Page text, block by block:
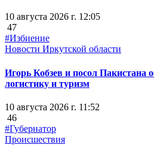
10 августа 2026 г. 12:05
47
#Избиение
Новости Иркутской области
Игорь Кобзев и посол Пакистана
логистику и туризм
10 августа 2026 г. 11:52
46
#Губернатор
Происшествия